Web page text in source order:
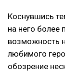
Коснувшись
на него более
возможность
любимого
обозрение